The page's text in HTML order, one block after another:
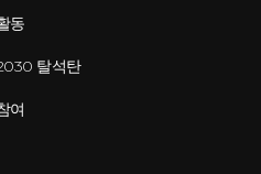
동
탈석탄
여